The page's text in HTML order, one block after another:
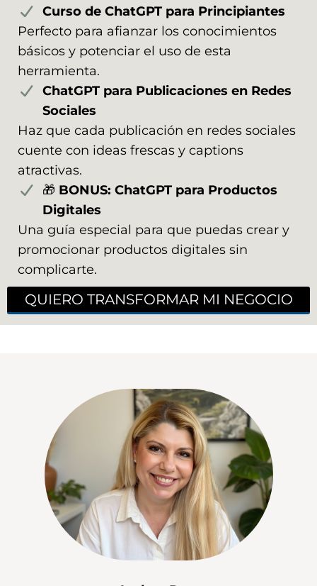
Curso de ChatGPT para Principiantes
Perfecto para afianzar los conocimientos
básicos y potenciar el uso de esta
herramienta.
ChatGPT para Publicaciones en Redes
Sociales
Haz que cada publicación en redes sociales
cuente con ideas frescas y captions
atractivas.
🎁 BONUS: ChatGPT para Productos
Digitales
Una guía especial para que puedas crear y
promocionar productos digitales sin
complicarte.
QUIERO TRANSFORMAR MI NEGOCIO